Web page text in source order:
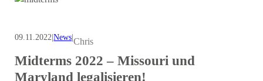
09.11.2022|News|Chris
Midterms 2022 – Missouri und
Maryland legalisieren!